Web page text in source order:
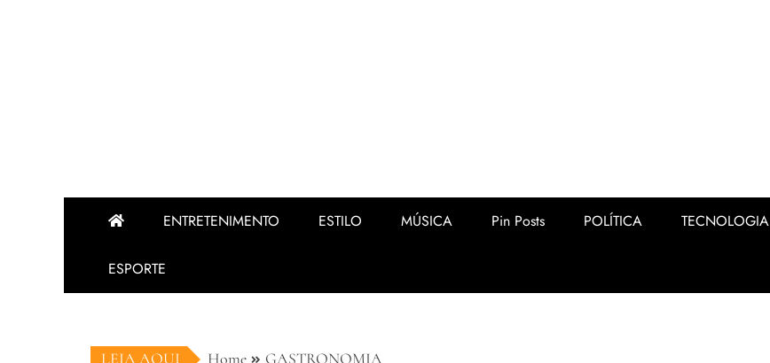
ENTRETENIMENTO ESTILO MÚSICA Pin Posts POLÍTICA TECNOLOGIA
ESPORTE
LEIA AQUI Home GASTRONOMIA